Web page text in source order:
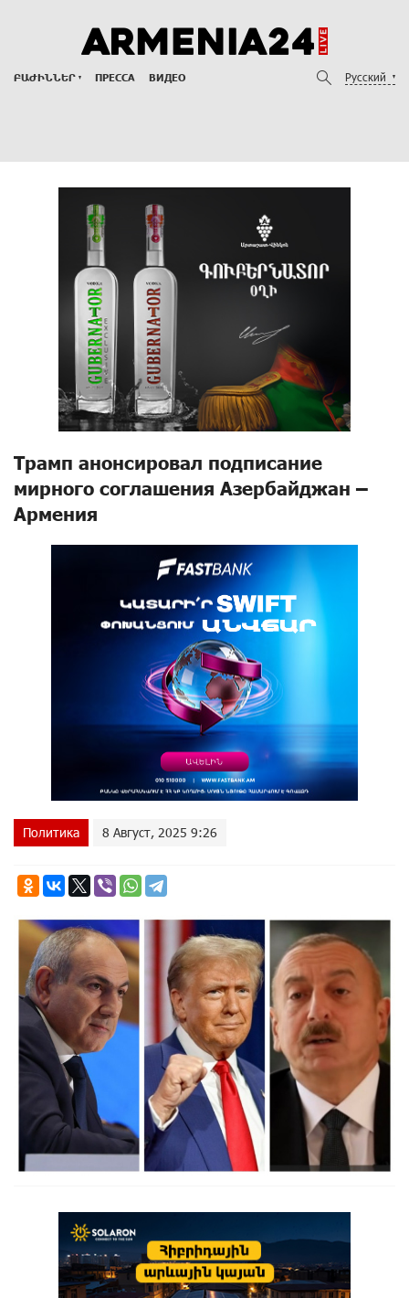
ԲԱԺԻՆՆԵՐ ПРЕССА ВИДЕО Русский
Трамп анонсировал подписание
мирного соглашения Азербайджан –
Армения
Политика 8 Август, 2025 9:26